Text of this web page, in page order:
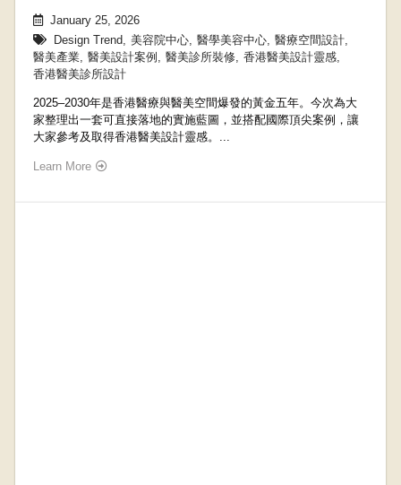
January 25, 2026
Design Trend, 美容院中心, 醫學美容中心, 醫療空間設計,
醫美產業, 醫美設計案例 , 醫美診所裝修, 香港醫美設計靈感,
香港醫美診所設計
2025–2030年是香港醫療與醫美空間爆發的黃金五年。今次為大
家整理出一套可直接落地的實施藍圖，並搭配國際頂尖案例，讓
大家參考及取得香港醫美設計靈感。...
Learn More